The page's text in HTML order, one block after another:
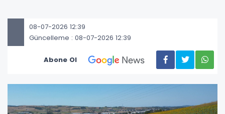
08-07-2026 12:39
Güncelleme : 08-07-2026 12:39
Abone Ol